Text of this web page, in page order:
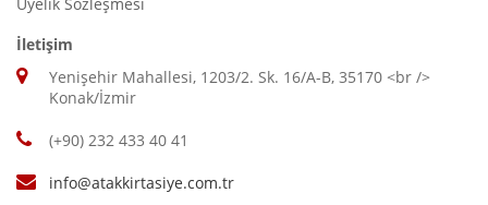
İletişim
Yenişehir Mahallesi, 1203/2. Sk. 16/A-B, 35170 <br />
Konak/İzmir
(+90) 232 433 40 41
info@atakkirtasiye.com.tr